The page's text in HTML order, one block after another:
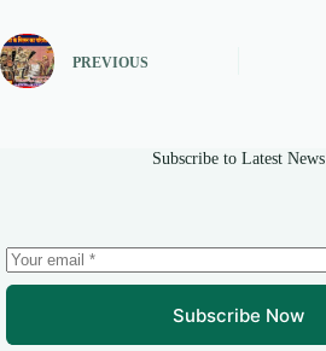
PREVIOUS
Subscribe to Latest News
Subscribe Now